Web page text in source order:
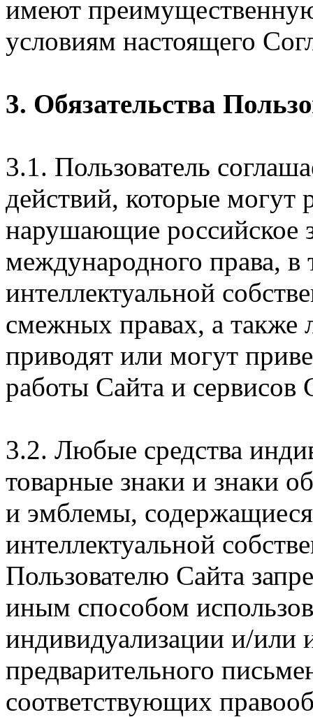
имеют
условиям настоящего
3. Обязательства
3.1. Пользователь
действий, которые могут
нарушающие российское
международного права, в
интеллектуальной
смежных правах, а также
приводят или могут
работы Сайта и сервисов
3.2. Любые средства
товарные знаки и знаки
и эмблемы,
интеллектуальной
Пользователю Сайта
иным способом
индивидуализации и/или
предварительного
соответствующих